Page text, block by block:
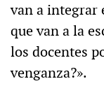
van a integrar
que van a la
los docentes
venganza?».